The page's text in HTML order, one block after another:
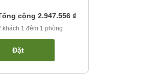
cộng 2.947.556 ₫
khách 1 đêm 1 phòng
Đặt